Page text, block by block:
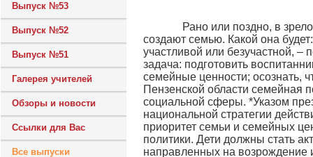
Выпуск №53
Выпуск №52
Выпуск №51
Галерея учителей
Обзоры и новости
Ссылки для Вас
Все выпуски
Рано или поздно, в зрелом
создают семью. Какой она
участливой или безучастной, –
задача: подготовить
семейные ценности; осознать,
Пензенской области семейная
социальной сферы. *Указом
национальной стратегии
приоритет семьи и семейных
политики. Дети должны стать
направленных на возрождение